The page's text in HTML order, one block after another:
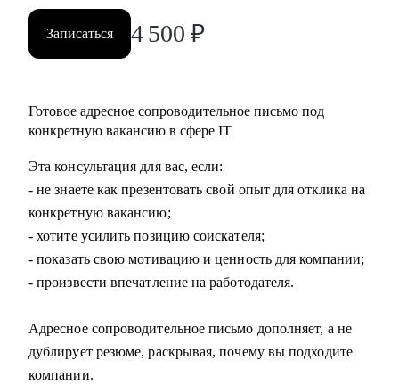
Записаться 4 500 ₽
Готовое адресное сопроводительное письмо под
конкретную вакансию в сфере IT
Эта консультация для вас, если:
- не знаете как презентовать свой опыт для отклика на
конкретную вакансию;
- хотите усилить позицию соискателя;
- показать свою мотивацию и ценность для компании;
- произвести впечатление на работодателя.
Адресное сопроводительное письмо дополняет, а не
дублирует резюме, раскрывая, почему вы подходите
компании.